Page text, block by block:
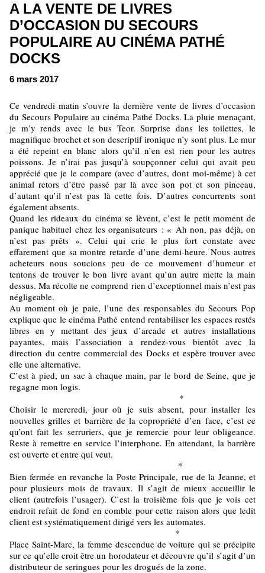
A LA VENTE DE LIVRES
D’OCCASION DU SECOURS
POPULAIRE AU CINÉMA PATHÉ
DOCKS
6 mars 2017
Ce vendredi matin s’ouvre la dernière vente de livres d’occasion
du Secours Populaire au cinéma Pathé Docks. La pluie menaçant,
je m’y rends avec le bus Teor. Surprise dans les toilettes, le
magnifique brochet et son descriptif ironique n’y sont plus. Le mur
a été repeint en blanc alors qu’il n’en est rien pour les autres
poissons. Je n’irai pas jusqu’à soupçonner celui qui avait peu
apprécié que je le compare (avec d’autres, dont moi-même) à cet
animal retors d’être passé par là avec son pot et son pinceau,
d’autant qu’il n’est pas là cette fois. D’autres concurrents sont
également absents.
Quand les rideaux du cinéma se lèvent, c’est le petit moment de
panique habituel chez les organisateurs : « Ah non, pas déjà, on
n’est pas prêts ». Celui qui crie le plus fort constate avec
effarement que sa montre retarde d’une demi-heure. Nous autres
acheteurs nous soucions peu de ce mouvement d’humeur et
tentons de trouver le bon livre avant qu’un autre mette la main
dessus. Ma récolte ne comprend rien d’exceptionnel mais n’est pas
négligeable.
Au moment où je paie, l’une des responsables du Secours Pop
explique que le cinéma Pathé entend rentabiliser les espaces restés
libres en y mettant des jeux d’arcade et autres installations
payantes, mais l’association a rendez-vous bientôt avec la
direction du centre commercial des Docks et espère trouver avec
elle une alternative.
C’est à pied, un sac à chaque main, par le bord de Seine, que je
regagne mon logis.
*
Choisir le mercredi, jour où je suis absent, pour installer les
nouvelles grilles et barrière de la copropriété d’en face, c’est ce
qu’ont fait les serruriers, que je remercie pour leur obligeance.
Reste à remettre en service l’interphone. En attendant, la barrière
est ouverte et entre qui veut.
*
Bien fermée en revanche la Poste Principale, rue de la Jeanne, et
pour plusieurs mois de travaux. Il s’agit de mieux accueillir le
client (autrefois l’usager). C’est la troisième fois que je vois cet
endroit refait de fond en comble pour cette raison alors que ledit
client est systématiquement dirigé vers les automates.
*
Place Saint-Marc, la femme descendue de voiture qui se précipite
sur ce qu’elle croit être un horodateur et découvre qu’il s’agit d’un
distributeur de seringues pour les drogués de la zone.